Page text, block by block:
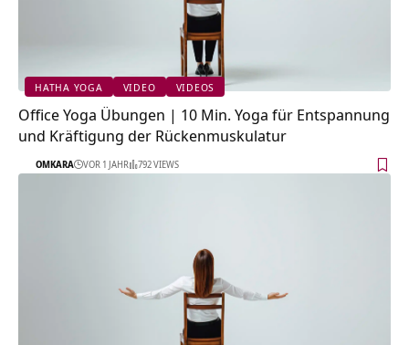
HATHA YOGA VIDEO VIDEOS
Office Yoga Übungen | 10 Min. Yoga für Entspannung
und Kräftigung der Rückenmuskulatur
OMKARA VOR 1 JAHR 792 VIEWS